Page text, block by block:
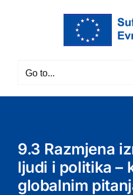
Go to...
9.3 Razmjena
ljudi i politika –
globalnim